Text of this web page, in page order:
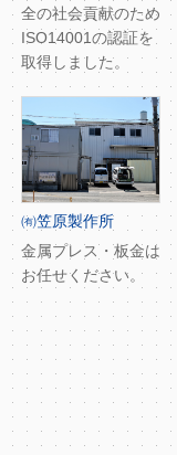
全の社会貢献のため
ISO14001の認証を
取得しました。
㈲笠原製作所
金属プレス・板金は
お任せください。